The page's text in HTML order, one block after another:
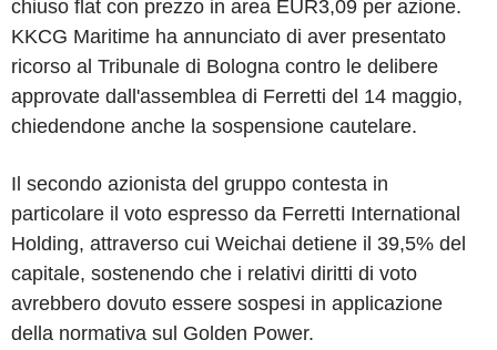
chiuso flat con prezzo in area EUR3,09 per azione.
KKCG Maritime ha annunciato di aver presentato
ricorso al Tribunale di Bologna contro le delibere
approvate dall'assemblea di Ferretti del 14 maggio,
chiedendone anche la sospensione cautelare.
Il secondo azionista del gruppo contesta in
particolare il voto espresso da Ferretti International
Holding, attraverso cui Weichai detiene il 39,5% del
capitale, sostenendo che i relativi diritti di voto
avrebbero dovuto essere sospesi in applicazione
della normativa sul Golden Power.